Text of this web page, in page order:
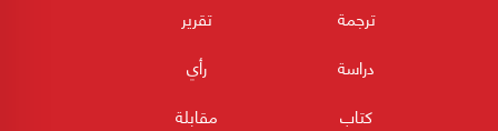
ترجمة
تقرير
دراسة
رأي
كتاب
مقابلة